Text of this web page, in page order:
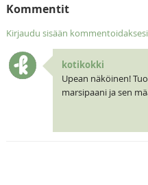
Kommentit
Kirjaudu sisään kommentoidaksesi
kotikokki
Upean näköinen!
marsipaani ja sen